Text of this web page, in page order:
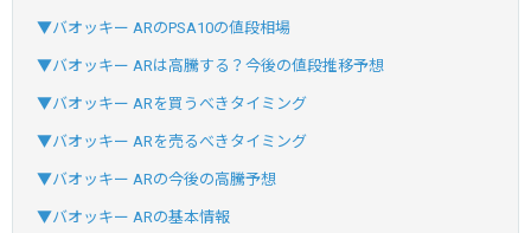
おりパンダ
・atone・ペイディ対応！
▼バオッキー ARのPSA10の値段相場
▼バオッキー ARは高騰する？今後の値段推移予想
▼バオッキー ARを買うべきタイミング
▼バオッキー ARを売るべきタイミング
▼バオッキー ARの今後の高騰予想
▼バオッキー ARの基本情報